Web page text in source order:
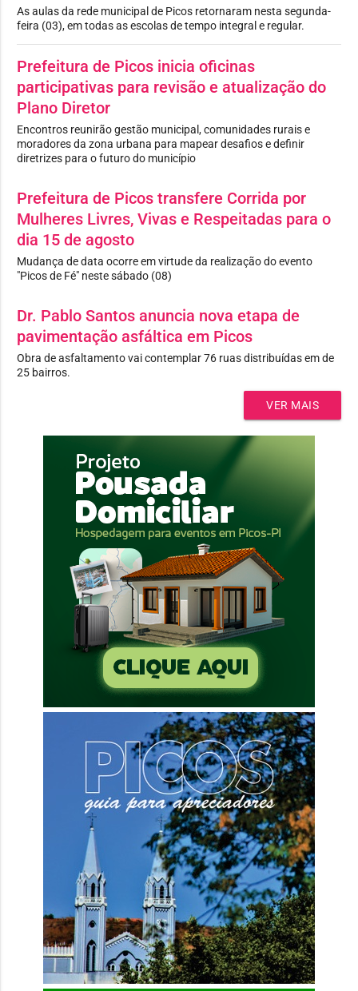
As aulas da rede municipal de Picos retornaram nesta segunda-
feira (03), em todas as escolas de tempo integral e regular.
Prefeitura de Picos inicia oficinas
participativas para revisão e atualização do
Plano Diretor
Encontros reunirão gestão municipal, comunidades rurais e
moradores da zona urbana para mapear desafios e definir
diretrizes para o futuro do município
Prefeitura de Picos transfere Corrida por
Mulheres Livres, Vivas e Respeitadas para o
dia 15 de agosto
Mudança de data ocorre em virtude da realização do evento
"Picos de Fé" neste sábado (08)
Dr. Pablo Santos anuncia nova etapa de
pavimentação asfáltica em Picos
Obra de asfaltamento vai contemplar 76 ruas distribuídas em de
25 bairros.
VER MAIS